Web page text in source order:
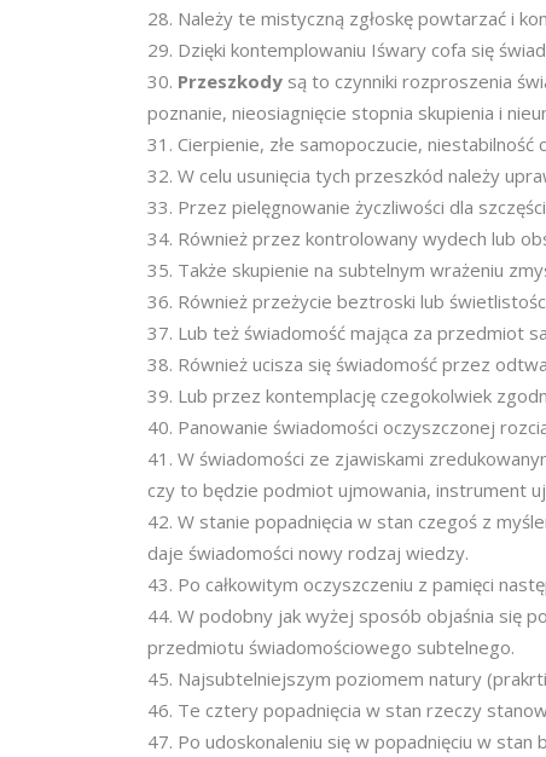
Należy te mistyczną zgłoskę powtarzać i
Dzięki kontemplowaniu Iśwary cofa się
Przeszkody są to czynniki rozproszenia
poznanie, nieosiagnięcie stopnia skupienia i
Cierpienie, złe samopoczucie,
W celu usunięcia tych przeszkód należy
Przez pielęgnowanie życzliwości dla
Również przez kontrolowany wydech lub
Także skupienie na subtelnym wrażeniu
Również przeżycie beztroski lub
Lub też świadomość mająca za przedmiot
Również ucisza się świadomość przez
Lub przez kontemplację czegokolwiek
Panowanie świadomości oczyszczonej
W świadomości ze zjawiskami
czy to będzie podmiot ujmowania, instrument
W stanie popadnięcia w stan czegoś z
daje świadomości nowy rodzaj wiedzy.
Po całkowitym oczyszczeniu z pamięci
W podobny jak wyżej sposób objaśnia się
przedmiotu świadomościowego subtelnego.
Najsubtelniejszym poziomem natury
Te cztery popadnięcia w stan rzeczy
Po udoskonaleniu się w popadnięciu w